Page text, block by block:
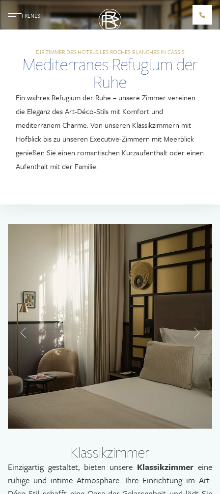
LES ROCHES BLANCHES
UNTERKÜNFTE
ZIMMER
SUITEN
FAMILIENSUITEN
VILLA CALA BIANCA
LA PÉTANQUE
LE 1887
UNSERE SIGNATURES-ERLEBNISSE
POOLS & MEERZUGANG
CONCIERGERIE
AKTIVITÄTEN
UM UNS HERUM
REISEN
UNSERE ANGEBOTE
AUSSERGEWÖHNLICHER AUFENTHALT
SANFTE AUSZEIT
IHRE VERANSTALTUNGEN
FRENES
Zimmer
DIE ZIMMER DES HOTELS LES ROCHES BLANCHES IN CASSIS
Mediterranes Refugium der
Ruhe
Ein wahres Refugium der Ruhe – unsere Zimmer vereinen
die Eleganz des Art-Déco-Stils mit Komfort und
mediterranem Charme. Von unseren Klassikzimmern mit
Hofblick bis zu unseren Executive-Zimmern mit Meerblick
genießen Sie einen romantischen Kurzaufenthalt oder einen
Aufenthalt mit der Familie.
Klassikzimmer
Einzigartig gestaltet, bieten unsere Klassikzimmer eine
ruhige und intime Atmosphäre. Ihre Einrichtung im Art-